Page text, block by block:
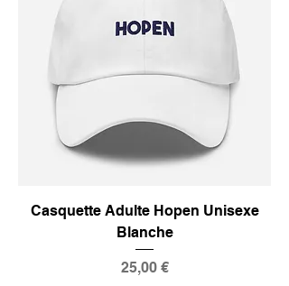
Casquette Adulte Hopen Unisexe
Blanche
Prix
25,00 €